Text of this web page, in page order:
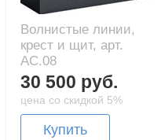
Волнистые линии,
крест и щит, арт.
AC.08
30 500 руб.
цена со скидкой 5%
Купить